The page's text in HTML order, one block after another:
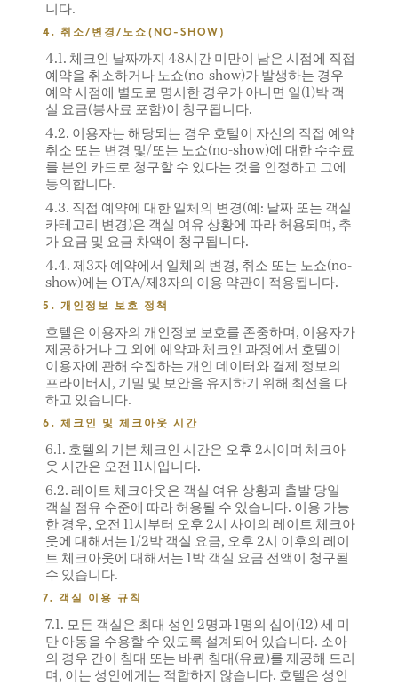
니다.
4. 취소/변경/노쇼(NO-SHOW)
4.1. 체크인 날짜까지 48시간 미만이 남은 시점에 직접
예약을 취소하거나 노쇼(no-show)가 발생하는 경우
예약 시점에 별도로 명시한 경우가 아니면 일(1)박 객
실 요금(봉사료 포함)이 청구됩니다.
4.2. 이용자는 해당되는 경우 호텔이 자신의 직접 예약
취소 또는 변경 및/또는 노쇼(no-show)에 대한 수수료
를 본인 카드로 청구할 수 있다는 것을 인정하고 그에
동의합니다.
4.3. 직접 예약에 대한 일체의 변경(예: 날짜 또는 객실
카테고리 변경)은 객실 여유 상황에 따라 허용되며, 추
가 요금 및 요금 차액이 청구됩니다.
4.4. 제3자 예약에서 일체의 변경, 취소 또는 노쇼(no-
show)에는 OTA/제3자의 이용 약관이 적용됩니다.
5. 개인정보 보호 정책
호텔은 이용자의 개인정보 보호를 존중하며, 이용자가
제공하거나 그 외에 예약과 체크인 과정에서 호텔이
이용자에 관해 수집하는 개인 데이터와 결제 정보의
프라이버시, 기밀 및 보안을 유지하기 위해 최선을 다
하고 있습니다.
6. 체크인 및 체크아웃 시간
6.1. 호텔의 기본 체크인 시간은 오후 2시이며 체크아
웃 시간은 오전 11시입니다.
6.2. 레이트 체크아웃은 객실 여유 상황과 출발 당일
객실 점유 수준에 따라 허용될 수 있습니다. 이용 가능
한 경우, 오전 11시부터 오후 2시 사이의 레이트 체크아
웃에 대해서는 1/2박 객실 요금, 오후 2시 이후의 레이
트 체크아웃에 대해서는 1박 객실 요금 전액이 청구될
수 있습니다.
7. 객실 이용 규칙
7.1. 모든 객실은 최대 성인 2명과 1명의 십이(12) 세 미
만 아동을 수용할 수 있도록 설계되어 있습니다. 소아
의 경우 간이 침대 또는 바퀴 침대(유료)를 제공해 드리
며, 이는 성인에게는 적합하지 않습니다. 호텔은 성인